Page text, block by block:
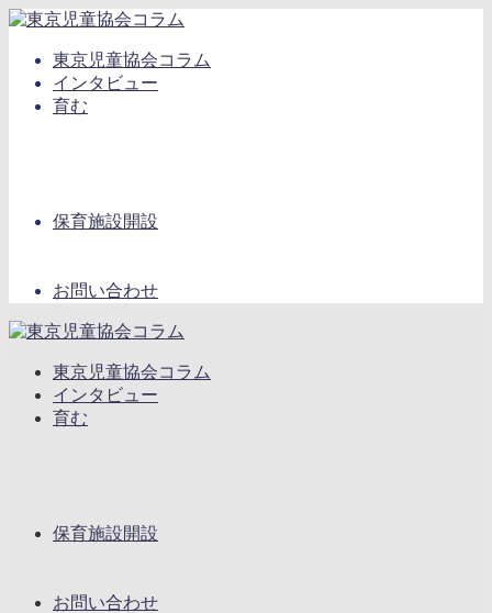
東京児童協会コラム
インタビュー
育む
保育施設開設
お問い合わせ
東京児童協会コラム
インタビュー
育む
保育施設開設
お問い合わせ